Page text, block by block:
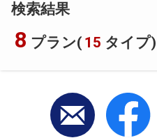
検索結果
8 プラン( 15 タイプ)